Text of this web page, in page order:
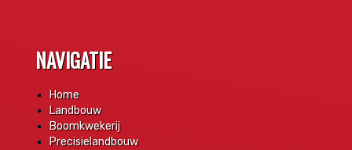
NAVIGATIE
Home
Landbouw
Boomkwekerij
Precisielandbouw